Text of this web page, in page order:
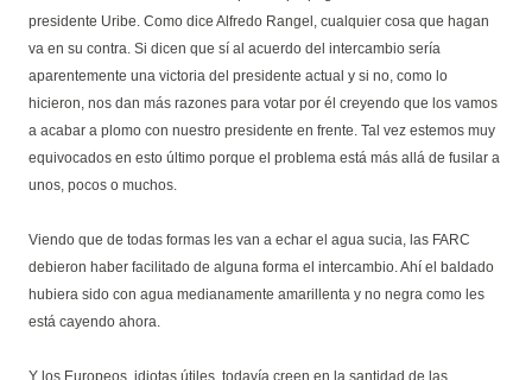
presidente Uribe. Como dice Alfredo Rangel, cualquier cosa que hagan
va en su contra. Si dicen que sí al acuerdo del intercambio sería
aparentemente una victoria del presidente actual y si no, como lo
hicieron, nos dan más razones para votar por él creyendo que los vamos
a acabar a plomo con nuestro presidente en frente. Tal vez estemos muy
equivocados en esto último porque el problema está más allá de fusilar a
unos, pocos o muchos.
Viendo que de todas formas les van a echar el agua sucia, las FARC
debieron haber facilitado de alguna forma el intercambio. Ahí el baldado
hubiera sido con agua medianamente amarillenta y no negra como les
está cayendo ahora.
Y los Europeos, idiotas útiles, todavía creen en la santidad de las